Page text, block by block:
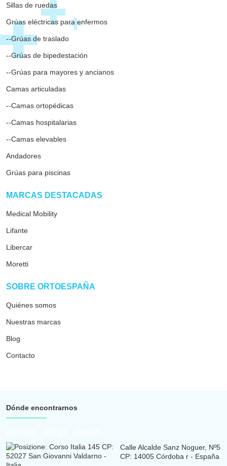
Sillas de ruedas
Grúas eléctricas para enfermos
--Grúas de traslado
--Grúas de bipedestación
--Grúas para mayores y ancianos
Camas articuladas
--Camas ortopédicas
--Camas hospitalarias
--Camas elevables
Andadores
Grúas para piscinas
MARCAS DESTACADAS
Medical Mobility
Lifante
Libercar
Moretti
SOBRE ORTOESPAÑA
Quiénes somos
Nuestras marcas
Blog
Contacto
Dónde encontrarnos
Calle Alcalde Sanz Noguer, Nº5
CP: 14005 Córdoba r - España